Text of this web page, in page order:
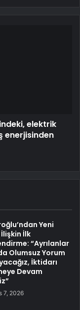
elektrik
enerjisinden
Yeni
İlk
“Ayrılanlar
Olumsuz Yorum
İktidarı
Devam
7, 2026